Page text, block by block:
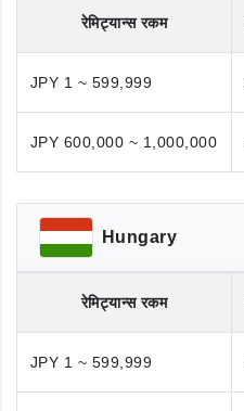
रेमिट्यान्स रकम
JPY 1 ~ 599,999
JPY 600,000 ~ 1,000,000
Hungary
रेमिट्यान्स रकम
JPY 1 ~ 599,999